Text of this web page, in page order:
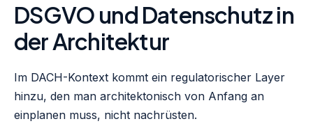
DSGVO und Datenschutz in
der Architektur
Im DACH-Kontext kommt ein regulatorischer Layer
hinzu, den man architektonisch von Anfang an
einplanen muss, nicht nachrüsten.